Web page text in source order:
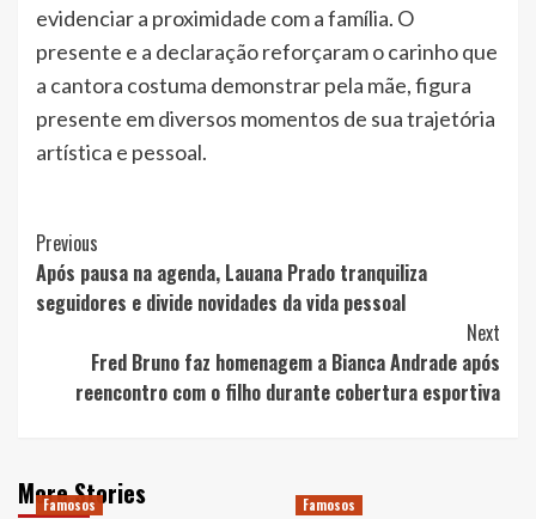
evidenciar a proximidade com a família. O
presente e a declaração reforçaram o carinho que
a cantora costuma demonstrar pela mãe, figura
presente em diversos momentos de sua trajetória
artística e pessoal.
Post
Navigation
Previous
Após pausa na agenda, Lauana Prado tranquiliza
seguidores e divide novidades da vida pessoal
Next
Fred Bruno faz homenagem a Bianca Andrade após
reencontro com o filho durante cobertura esportiva
More Stories
Famosos Famosos